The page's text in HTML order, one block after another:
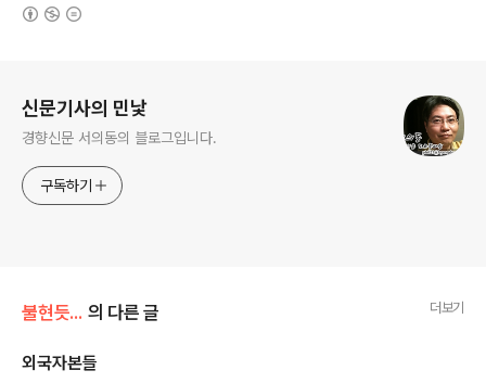
신문기사의 민낯
경향신문 서의동의 블로그입니다.
구독하기
불현듯... 의 다른 글 더보기
외국자본들